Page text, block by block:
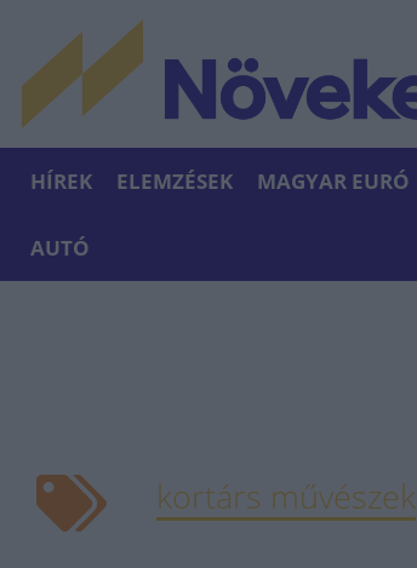
HÍREK ELEMZÉSEK MAGYAR EURÓ
AUTÓ
kortárs művészek